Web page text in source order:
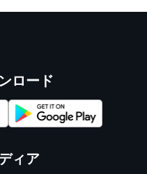
ロード
ィア